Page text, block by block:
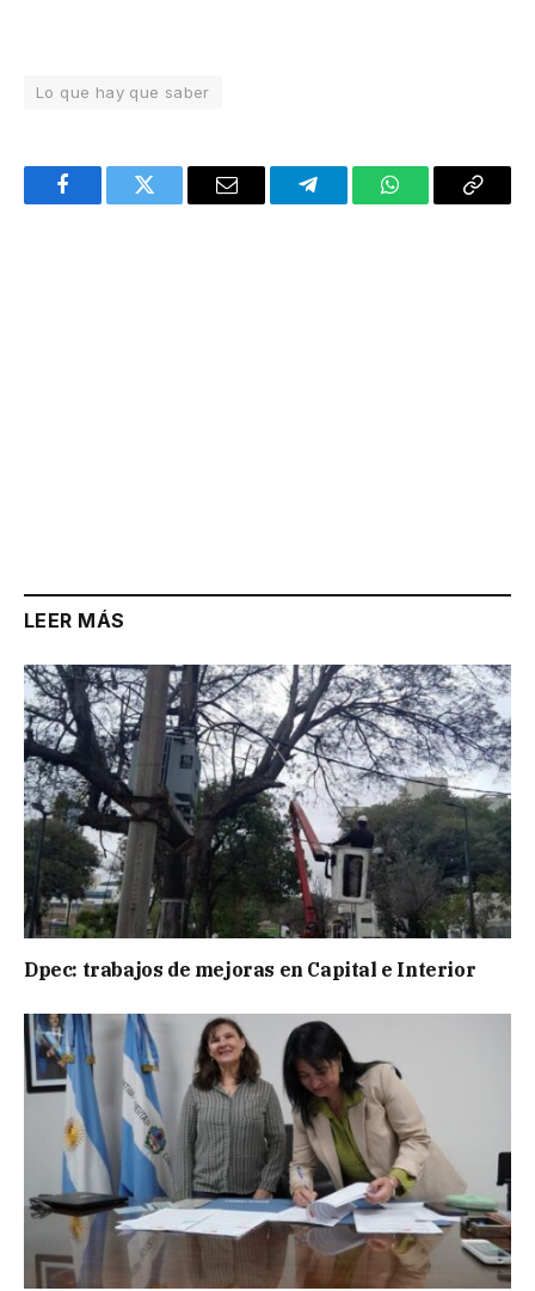
Lo que hay que saber
FacebookTwitter Email TelegramWhatsAppCopy
LEER MÁS
Dpec: trabajos de mejoras en Capital e Interior